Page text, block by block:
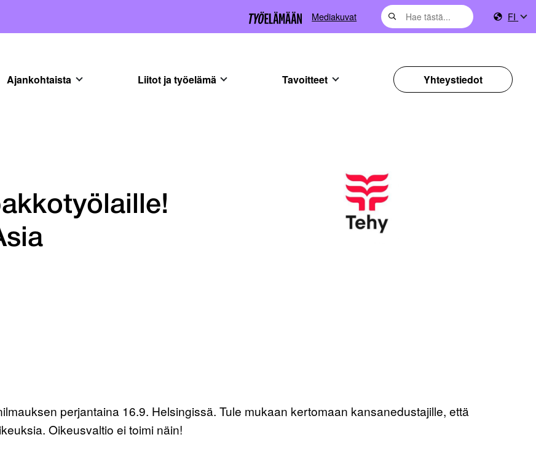
Mediakuvat FI
Ajankohtaista Liitot ja työelämä Tavoitteet Yhteystiedot
perjantaina 16.9. Helsingissä. Tule mukaan kertomaan kansanedustajille, että
Oikeusvaltio ei toimi näin!